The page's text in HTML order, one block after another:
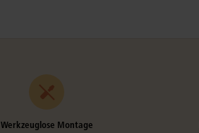
Werkzeuglose Montage